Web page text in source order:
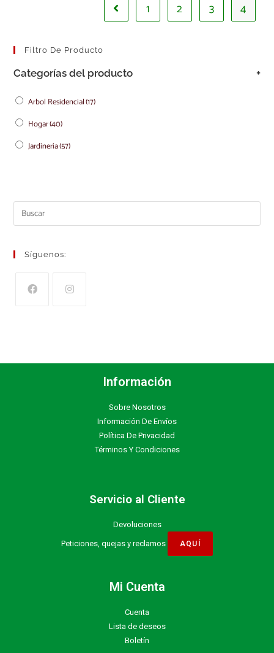
1 2 3 4
Filtro De Producto
Categorías del producto +
Arbol Residencial(17)
Hogar(40)
Jardineria(57)
Síguenos:
Información
Sobre Nosotros
Información De Envíos
Política De Privacidad
Términos Y Condiciones
Servicio al Cliente
Devoluciones
Peticiones, quejas y reclamos
Mi Cuenta
Cuenta
Lista de deseos
Boletín